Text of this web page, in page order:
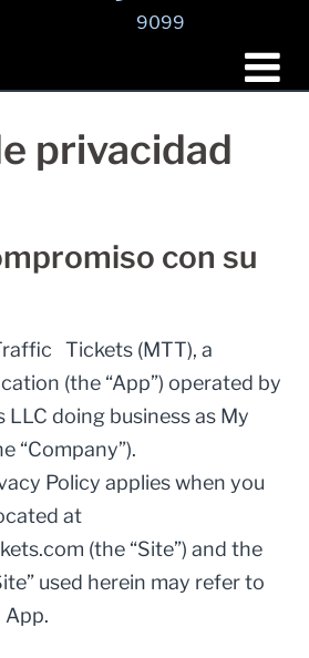
9099
privacidad
con su
Tickets (MTT), a
(the “App”) operated by
doing business as My
“Company”).
Policy applies when you
at
(the “Site”) and the
used herein may refer to
App.